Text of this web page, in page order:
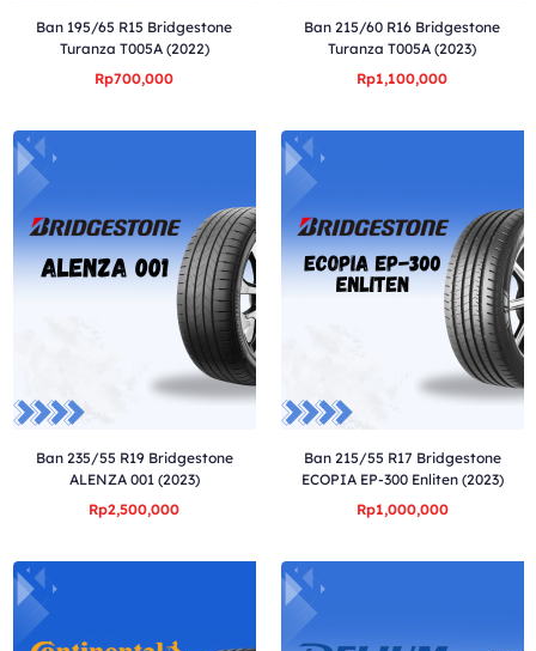
Ban 195/65 R15 Bridgestone
Turanza T005A (2022)
Rp700,000
Ban 215/60 R16 Bridgestone
Turanza T005A (2023)
Rp1,100,000
Ban 235/55 R19 Bridgestone
ALENZA 001 (2023)
Rp2,500,000
Ban 215/55 R17 Bridgestone
ECOPIA EP-300 Enliten (2023)
Rp1,000,000